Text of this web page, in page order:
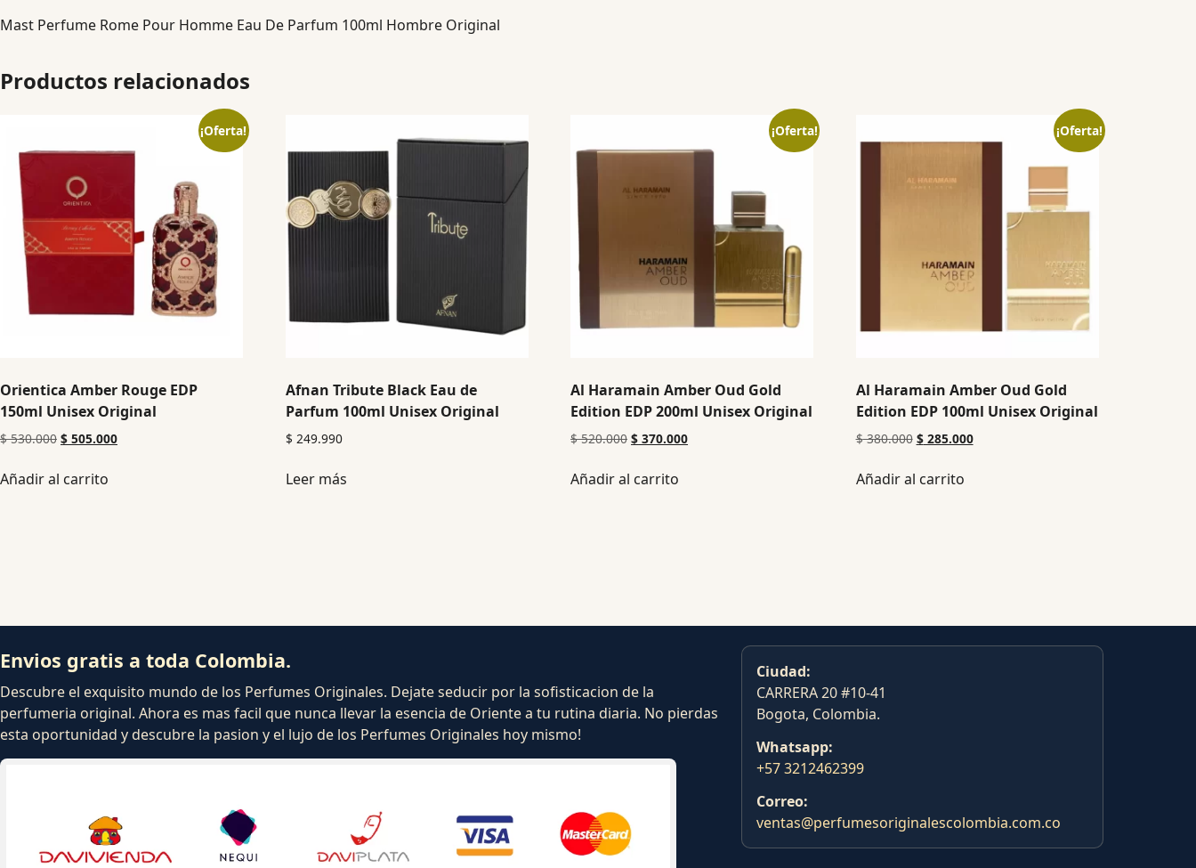
Mast Perfume Rome Pour Homme Eau De Parfum 100ml Hombre Original
Productos relacionados
¡Oferta!
Orientica Amber Rouge EDP
150ml Unisex Original
$530.000 $ 505.000
Añadir al carrito
Afnan Tribute Black Eau de
Parfum 100ml Unisex Original
$ 249.990
Leer más
¡Oferta!
Al Haramain Amber Oud Gold
Edition EDP 200ml Unisex Original
$520.000 $ 370.000
Añadir al carrito
¡Oferta!
Al Haramain Amber Oud Gold
Edition EDP 100ml Unisex Original
$380.000 $285.000
Añadir al carrito
Envios gratis a toda Colombia.
Descubre el exquisito mundo de los Perfumes Originales. Dejate seducir por la sofisticacion de la
perfumeria original. Ahora es mas facil que nunca llevar la esencia de Oriente a tu rutina diaria. No pierdas
esta oportunidad y descubre la pasion y el lujo de los Perfumes Originales hoy mismo!
Ciudad:
CARRERA 20 #10-41
Bogota, Colombia.
Whatsapp:
+57 3212462399
Correo:
ventas@perfumesoriginalescolombia.com.co